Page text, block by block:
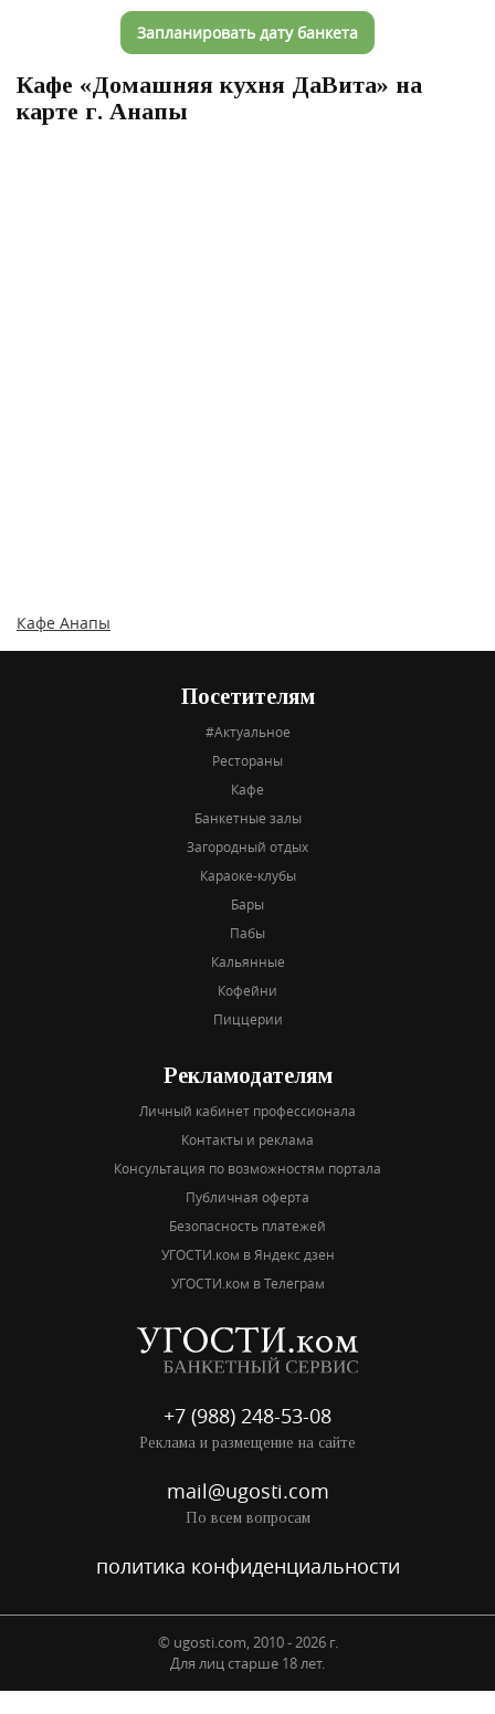
Запланировать дату банкета
Кафе «Домашняя кухня ДаВита» на
карте г. Анапы
Кафе Анапы
Посетителям
#Актуальное
Рестораны
Кафе
Банкетные залы
Загородный отдых
Караоке-клубы
Бары
Пабы
Кальянные
Кофейни
Пиццерии
Рекламодателям
Личный кабинет профессионала
Контакты и реклама
Консультация по возможностям портала
Публичная оферта
Безопасность платежей
УГОСТИ.ком в Яндекс дзен
УГОСТИ.ком в Телеграм
+7 (988) 248-53-08
Реклама и размещение на сайте
mail@ugosti.com
По всем вопросам
политика конфиденциальности
© ugosti.com, 2010 - 2026 г.
Для лиц старше 18 лет.